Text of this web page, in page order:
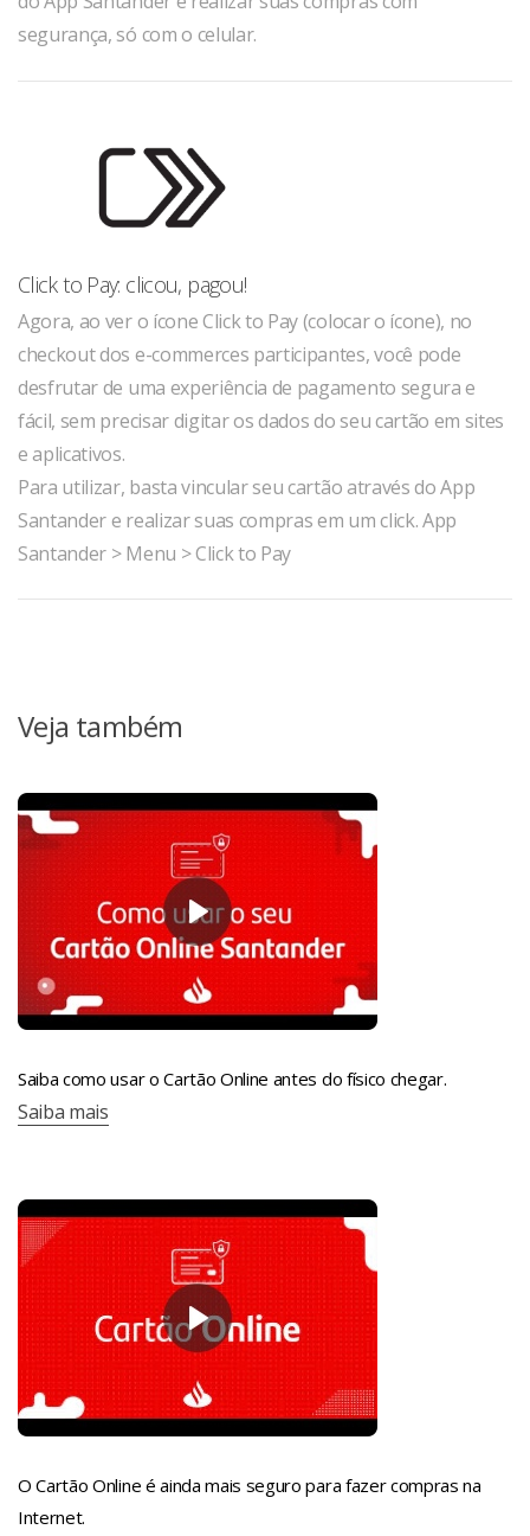
segurança, só com o celular.
Click to Pay: clicou, pagou!
Agora, ao ver o ícone Click to Pay (colocar o ícone), no
checkout dos e-commerces participantes, você pode
desfrutar de uma experiência de pagamento segura e
fácil, sem precisar digitar os dados do seu cartão em sites
e aplicativos.
Para utilizar, basta vincular seu cartão através do App
Santander e realizar suas compras em um click. App
Santander > Menu > Click to Pay
Veja também
Saiba como usar o Cartão Online antes do físico chegar.
Saiba mais
O Cartão Online é ainda mais seguro para fazer compras na
Internet.